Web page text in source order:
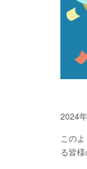
2024
この
る皆